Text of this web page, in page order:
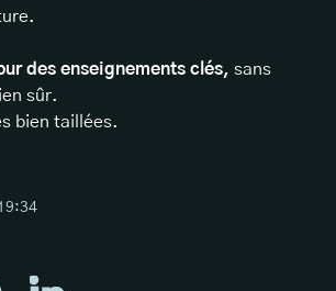
des enseignements clés, sans
sûr.
bien taillées.